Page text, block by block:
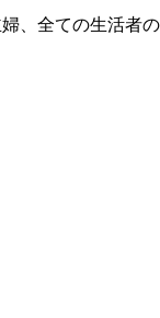
、全ての生活者